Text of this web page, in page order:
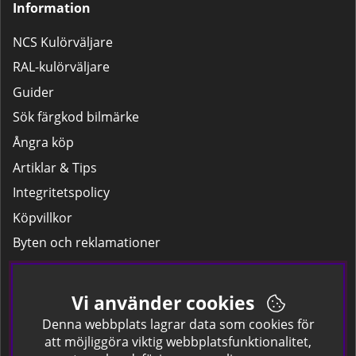
Information
NCS Kulörväljare
RAL-kulörväljare
Guider
Sök färgkod bilmärke
Ångra köp
Artiklar & Tips
Integritetspolicy
Köpvillkor
Byten och reklamationer
Leverans
Hitta färgkoden på bilen.
Företagskund
Vi använder cookies
Denna webbplats lagrar data som cookies för
att möjliggöra viktig webbplatsfunktionalitet,